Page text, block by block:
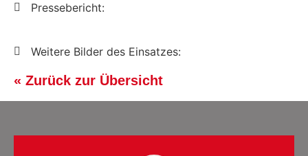
Pressebericht:
Weitere Bilder des Einsatzes:
« Zurück zur Übersicht